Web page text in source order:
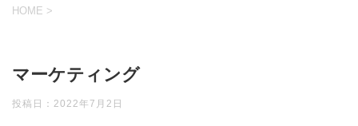
HOME >
マーケティング
投稿日： 2022年7月2日